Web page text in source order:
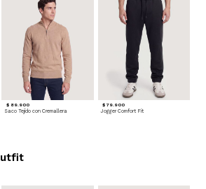
$ 89.900
Saco Tejido con Cremallera
$ 79.900
Jogger Comfort Fit